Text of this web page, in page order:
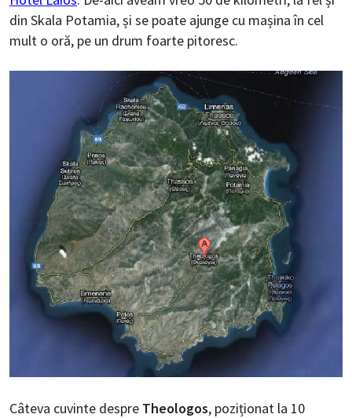
din Skala Potamia, și se poate ajunge cu mașina în cel
mult o oră, pe un drum foarte pitoresc.
Câteva cuvinte despre Theologos, poziționat la 10